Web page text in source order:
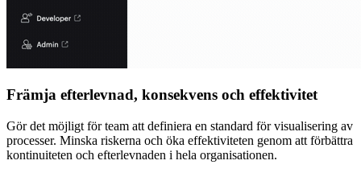
Främja efterlevnad, konsekvens och effektivitet
Gör det möjligt för team att definiera en standard för visualisering av
processer. Minska riskerna och öka effektiviteten genom att förbättra
kontinuiteten och efterlevnaden i hela organisationen.